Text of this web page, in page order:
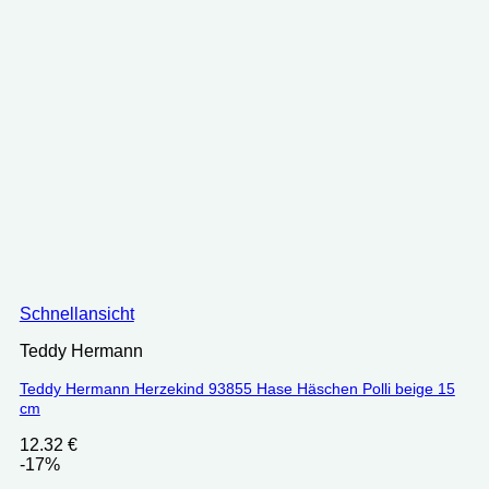
Schnellansicht
Teddy Hermann
Teddy Hermann Herzekind 93855 Hase Häschen Polli beige 15
cm
12.32 €
-17%